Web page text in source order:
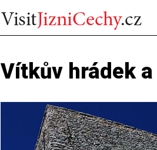
Vítkův hrádek a